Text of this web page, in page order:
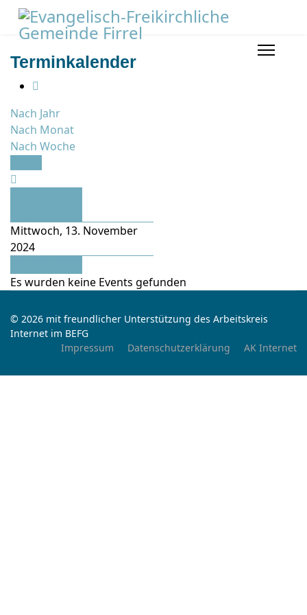
Terminkalender
Nach Jahr
Nach Monat
Nach Woche
Mittwoch, 13. November
2024
Es wurden keine Events gefunden
© 2026 mit freundlicher Unterstützung des Arbeitskreis
Internet im BEFG
Impressum
Datenschutzerklärung AK Internet